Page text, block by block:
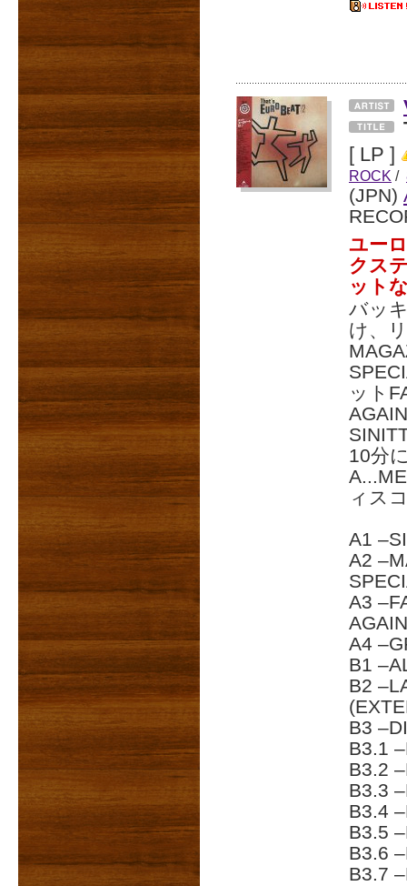
[ LP ]
ROCK /
(JPN)
ユー
クス
ット
バッ
け、
ット
10分
ィス
A1
A2
A3
A4
B1
B2
B3
B3.1
B3.2
B3.3
B3.4
B3.5
B3.6
B3.7